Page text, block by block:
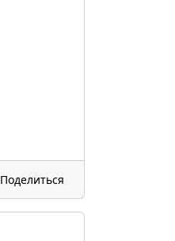
Поделиться